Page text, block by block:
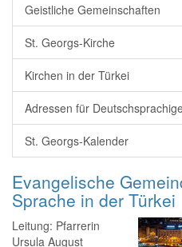
Geistliche Gemeinschaften
St. Georgs-Kirche
Kirchen in der Türkei
Adressen für
St. Georgs-Kalender
Evangelische
Sprache in der Türkei
Leitung: Pfarrerin
Ursula August